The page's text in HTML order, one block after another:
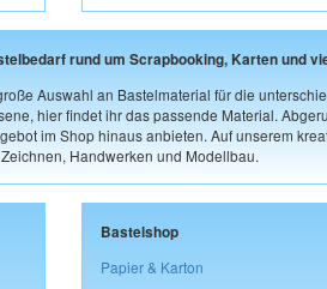
rund um Scrapbooking, Karten und
Auswahl an Bastelmaterial für die
hier findet ihr das passende Material.
im Shop hinaus anbieten. Auf unserem
Handwerken und Modellbau.
Bastelshop
Papier & Karton